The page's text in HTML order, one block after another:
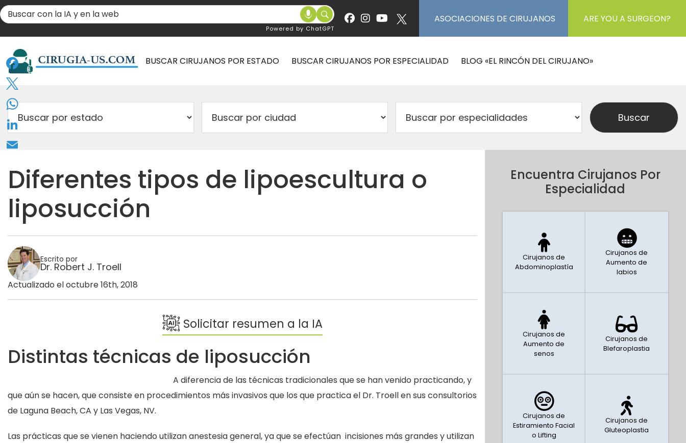
Powered by ChatGPT
ASOCIACIONES DE CIRUJANOS ARE YOU A SURGEON?
BUSCAR CIRUJANOS POR ESTADO BUSCAR CIRUJANOS POR ESPECIALIDAD BLOG «EL RINCÓN DEL CIRUJANO»
Diferentes tipos de lipoescultura o
liposucción
Escrito por
Dr. Robert J. Troell
Actualizado el octubre 16th, 2018
Solicitar resumen a la IA
Distintas técnicas de liposucción
A diferencia de las técnicas tradicionales que se han venido practicando, y
que aún se hacen, que consiste en procedimientos más invasivos que los que practica el Dr. Troell en sus consultorios
de Laguna Beach, CA y Las Vegas, NV.
Las prácticas que se vienen haciendo utilizan anestesia general, ya que se efectúan incisiones más grandes y utilizan
Encuentra Cirujanos Por
Especialidad
Cirujanos de
Abdominoplastía
Cirujanos de
Aumento de
labios
Cirujanos de
Aumento de
senos
Cirujanos de
Blefaroplastia
Cirujanos de
Estiramiento Facial
o Lifting
Cirujanos de
Gluteoplastia
Facebook
Twitter
WhatsApp
LinkedIn